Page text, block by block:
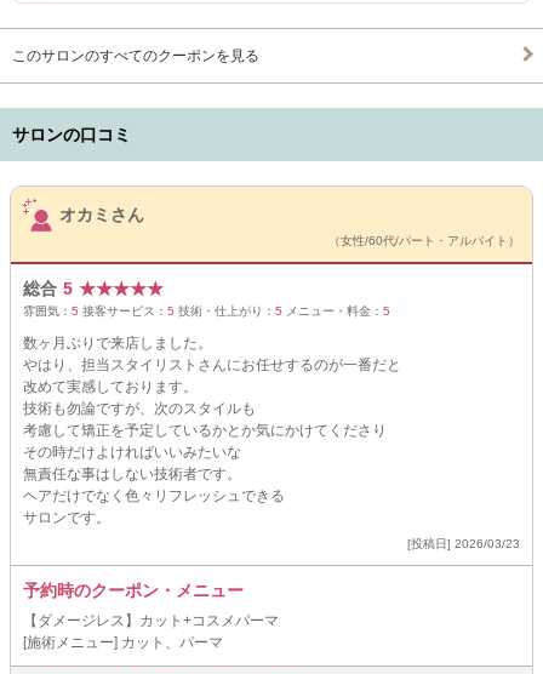
このサロンのすべてのクーポンを見る
サロンの口コミ
サロンPick Up
オカミさん
（女性/60代/パート・アルバイト）
総合 5 ★★★★★
雰囲気： 5 接客サービス： 5 技術・仕上がり： 5 メニュー・料金： 5
数ヶ月ぶりで来店しました。
やはり、担当スタイリストさんにお任せするのが一番だと
改めて実感しております。
技術も勿論ですが、次のスタイルも
考慮して矯正を予定しているかとか気にかけてくださり
その時だけよければいいみたいな
無責任な事はしない技術者です。
ヘアだけでなく色々リフレッシュできる
サロンです。
[投稿日] 2026/03/23
予約時のクーポン・メニュー
【ダメージレス】カット+コスメパーマ
[施術メニュー] カット、パーマ